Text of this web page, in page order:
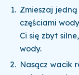
Zmieszaj
częściami
Ci się zbyt
wody.
Nasącz wacik